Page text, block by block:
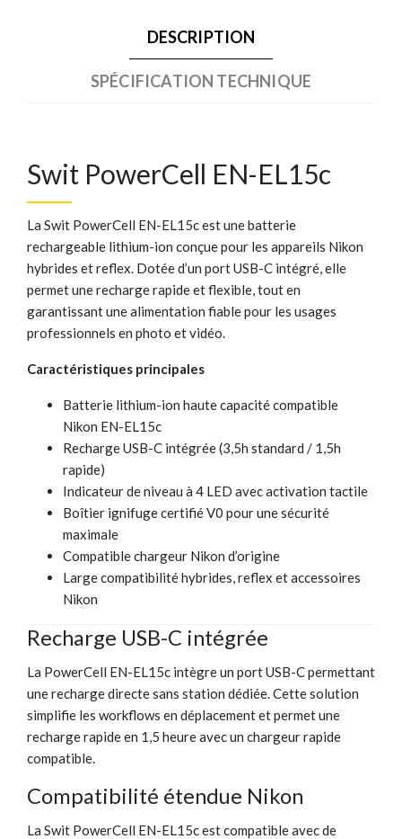
DESCRIPTION
SPÉCIFICATION TECHNIQUE
Swit PowerCell EN-EL15c
La Swit PowerCell EN-EL15c est une batterie
rechargeable lithium-ion conçue pour les appareils Nikon
hybrides et reflex. Dotée d’un port USB-C intégré, elle
permet une recharge rapide et flexible, tout en
garantissant une alimentation fiable pour les usages
professionnels en photo et vidéo.
Caractéristiques principales
Batterie lithium-ion haute capacité compatible
Nikon EN-EL15c
Recharge USB-C intégrée (3,5h standard / 1,5h
rapide)
Indicateur de niveau à 4 LED avec activation tactile
Boîtier ignifuge certifié V0 pour une sécurité
maximale
Compatible chargeur Nikon d’origine
Large compatibilité hybrides, reflex et accessoires
Nikon
Recharge USB-C intégrée
La PowerCell EN-EL15c intègre un port USB-C permettant
une recharge directe sans station dédiée. Cette solution
simplifie les workflows en déplacement et permet une
recharge rapide en 1,5 heure avec un chargeur rapide
compatible.
Compatibilité étendue Nikon
La Swit PowerCell EN-EL15c est compatible avec de